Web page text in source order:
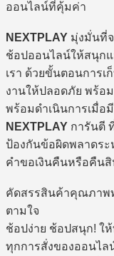
ออนไลน์ที่คุ้มค่า
NEXTPLAY มุ่งมั่นที่
ช้อปออนไลน์ให้สนุก
เรา ด้วยขั้นตอนการ
งานให้ปลอดภัย พร้อ
พร้อมดำเนินการเมื่อ
NEXTPLAY การันตี
ป้องกันข้อผิดพลาดร
คำขอเงินคืนหรือคืน
คัดสรรสินค้าคุณภาพ
ตามใจ
ช้อปง่าย ช้อปสนุก! ใ
ทุกการสั่งของออนไล